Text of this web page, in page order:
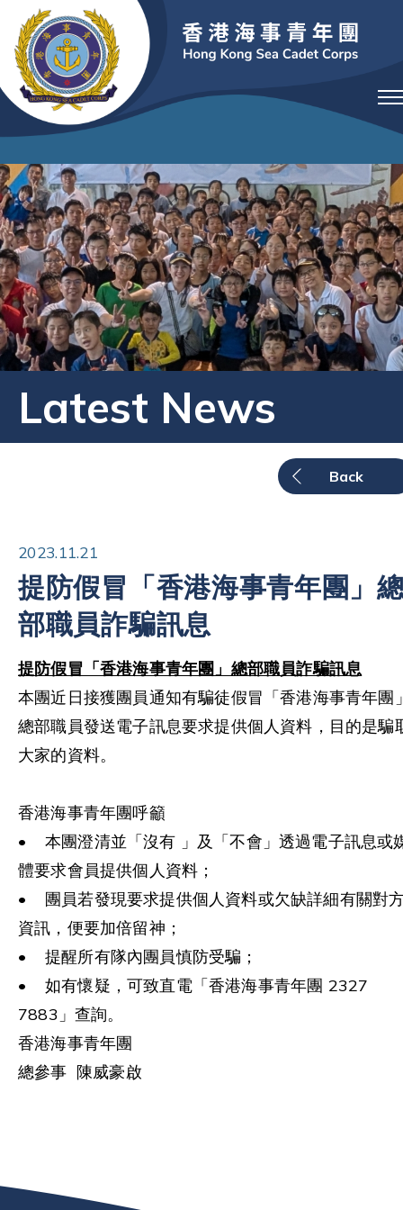
Latest News
Back
2023.11.21
提防假冒「香港海事青年團」
部職員詐騙訊息
提防假冒「香港海事青年團」總部職員詐騙訊息
本團近日接獲團員通知有騙徒假冒「香港海事青年團
總部職員發送電子訊息要求提供個人資料，目的是騙
大家的資料。
香港海事青年團呼籲
• 本團澄清並「沒有 」及「不會」透過電子訊息或
體要求會員提供個人資料；
• 團員若發現要求提供個人資料或欠缺詳細有關對
資訊，便要加倍留神；
• 提醒所有隊內團員慎防受騙；
• 如有懷疑，可致直電「香港海事青年團 2327
7883」查詢。
香港海事青年團
總參事 陳威豪啟